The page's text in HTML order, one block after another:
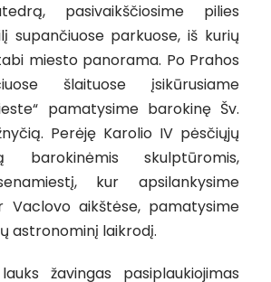
pasivaikščiosime pilies
supančiuose parkuose, iš kurių
miesto panorama. Po Prahos
šlaituose įsikūrusiame
pamatysime barokinę Šv.
Perėję Karolio IV pėsčiųjų
barokinėmis skulptūromis,
kur apsilankysime
Vaclovo aikštėse, pamatysime
astronominį laikrodį.
žavingas pasiplaukiojimas